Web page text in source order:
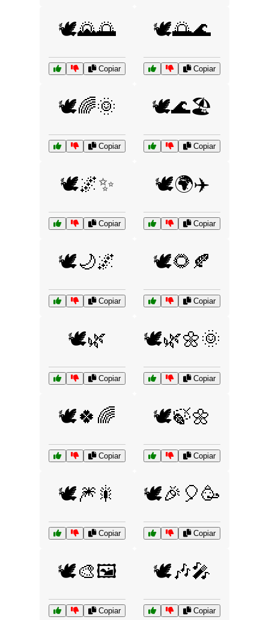
🕊️🌄🌅
Copiar
🕊️🌅🌊
Copiar
🕊️🌈🌞
Copiar
🕊️🌊🏖️
Copiar
🕊️🌌✨
Copiar
🕊️🌍✈️
Copiar
🕊️🌙🌌
Copiar
🕊️🌻🍂
Copiar
🕊️🌿
Copiar
🕊️🌿🌼🌞
Copiar
🕊️🍀🌈
Copiar
🕊️🍃🌼
Copiar
🕊️🎆🎇
Copiar
🕊️🎉🎈🥳
Copiar
🕊️🎨🖼️
Copiar
🕊️🎶🎤
Copiar